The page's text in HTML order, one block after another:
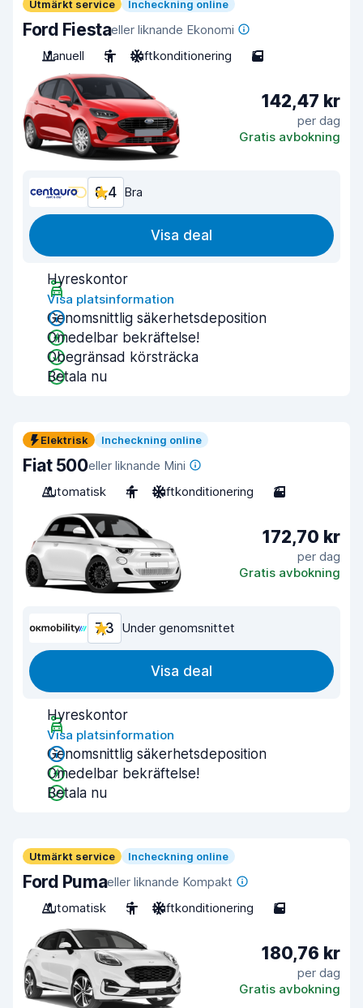
Utmärkt service Incheckning online
Ford Fiestaeller liknande Ekonomi
Manuell
5 Luftkonditionering 5
142,47 kr
per dag
Gratis avbokning
8,4 Bra
Visa deal
Hyreskontor
Visa platsinformation
Genomsnittlig säkerhetsdeposition
Omedelbar bekräftelse!
Obegränsad körsträcka
Betala nu
Elektrisk Incheckning online
Fiat 500eller liknande Mini
Automatisk
4 Luftkonditionering 3
172,70 kr
per dag
Gratis avbokning
7,3 Under genomsnittet
Visa deal
Hyreskontor
Visa platsinformation
Genomsnittlig säkerhetsdeposition
Omedelbar bekräftelse!
Betala nu
Utmärkt service Incheckning online
Ford Pumaeller liknande Kompakt
Automatisk
5 Luftkonditionering 5
180,76 kr
per dag
Gratis avbokning